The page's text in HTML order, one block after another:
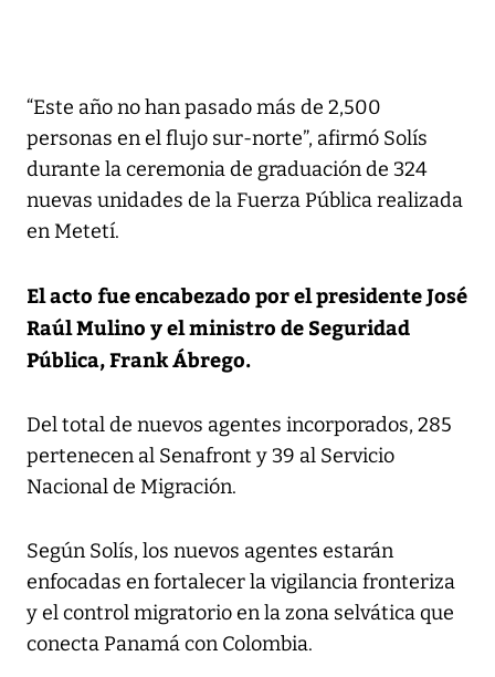
“Este año no han pasado más de 2,500
personas en el flujo sur-norte”, afirmó Solís
durante la ceremonia de graduación de 324
nuevas unidades de la Fuerza Pública realizada
en Metetí.
El acto fue encabezado por el presidente José
Raúl Mulino y el ministro de Seguridad
Pública, Frank Ábrego.
Del total de nuevos agentes incorporados, 285
pertenecen al Senafront y 39 al Servicio
Nacional de Migración.
Según Solís, los nuevos agentes estarán
enfocadas en fortalecer la vigilancia fronteriza
y el control migratorio en la zona selvática que
conecta Panamá con Colombia.